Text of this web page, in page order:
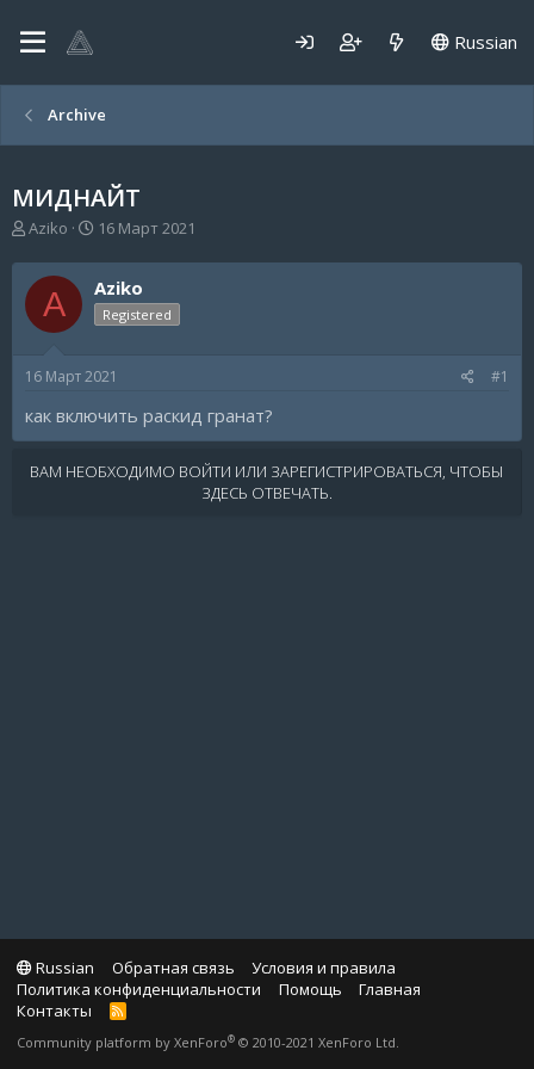
Russian
Archive
МИДНАЙТ
А
т
о
р
м
Aziko
Д
т
а
н
а
а
16 Март 2021
A Aziko
Registered
16 Март 2021 #1
как включить раскид гранат?
ВАМ НЕОБХОДИМО ВОЙТИ ИЛИ ЗАРЕГИСТРИРОВАТЬСЯ, ЧТОБЫ
ЗДЕСЬ ОТВЕЧАТЬ.
Russian Обратная связь
Условия и правила
Политика конфиденциальности
Помощь
Главная
Контакты
R
S
Community platform by XenForo® © 2010-2021 XenForo Ltd.